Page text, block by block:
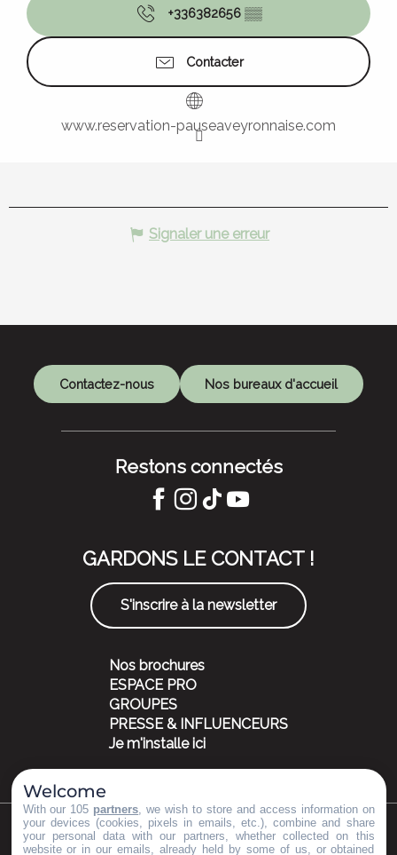
+336382656 ▒▒
Contacter
www.reservation-pauseaveyronnaise.com
Signaler une erreur
Contactez-nous Nos bureaux d'accueil
Restons connectés
GARDONS LE CONTACT !
S'inscrire à la newsletter
Nos brochures
ESPACE PRO
GROUPES
PRESSE & INFLUENCEURS
Je m'installe ici
©Copyright 2023 Mentions légalesPartenaires
Welcome
With our 105 partners , we wish to store and access information on
your devices (cookies, pixels in emails, etc.), combine and share
your personal data with our partners, whether collected on this
website or in our emails, already held by some of us, or obtained